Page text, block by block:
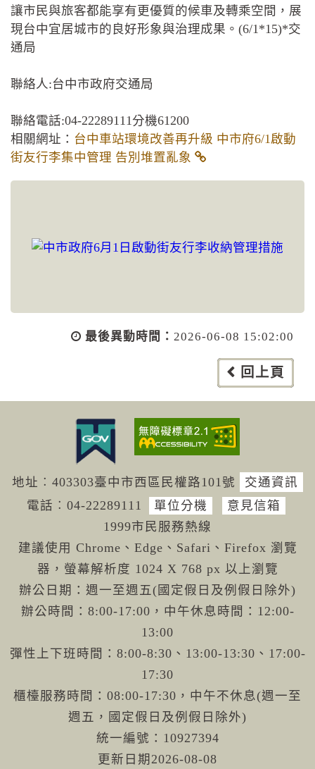
讓市民與旅客都能享有更優質的候車及轉乘空間，展
現台中宜居城市的良好形象與治理成果。(6/1*15)*交
通局
聯絡人:台中市政府交通局
聯絡電話:04-22289111分機61200
相關網址： 台中車站環境改善再升級 中市府6/1啟動
街友行李集中管理 告別堆置亂象
最後異動時間： 2026-06-08 15:02:00
回上頁
地址︰403303臺中市西區民權路101號
交通資訊
電話︰04-22289111 單位分機
意見信箱
1999市民服務熱線
建議使用 Chrome、Edge、Safari、Firefox 瀏覽
器，螢幕解析度 1024 X 768 px 以上瀏覽
辦公日期：週一至週五(國定假日及例假日除外)
辦公時間：8:00-17:00，中午休息時間：12:00-
13:00
彈性上下班時間：8:00-8:30、13:00-13:30、17:00-
17:30
櫃檯服務時間：08:00-17:30，中午不休息(週一至
週五，國定假日及例假日除外)
統一編號：10927394
更新日期 2026-08-08